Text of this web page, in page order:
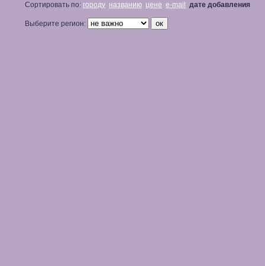
Сортировать по: городу названию цене e-mail дате добавления
Выберите регион: